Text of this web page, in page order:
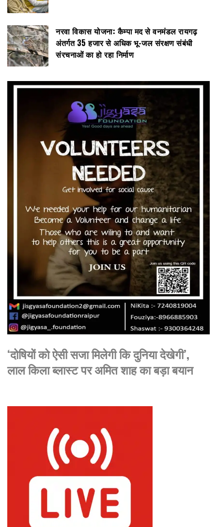
नरवा विकास योजना: कैम्पा मद से वनमंडल रायगढ़
अंतर्गत 35 हजार से अधिक भू-जल संरक्षण संबंधी
संरचनाओं का हो रहा निर्माण
‘दोषियों को ऐसी सजा मिलेगी कि दुनिया देखेगी’,
लाल किला ब्लास्ट पर अमित शाह का बड़ा बयान